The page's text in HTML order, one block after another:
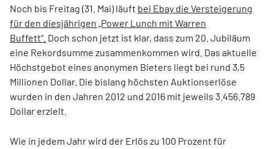
Noch bis Freitag (31. Mai) läuft bei Ebay die Versteigerung
für den diesjährigen „Power Lunch mit Warren
Buffett“. Doch schon jetzt ist klar, dass zum 20. Jubiläum
eine Rekordsumme zusammenkommen wird. Das aktuelle
Höchstgebot eines anonymen Bieters liegt bei rund 3,5
Millionen Dollar. Die bislang höchsten Auktionserlöse
wurden in den Jahren 2012 und 2016 mit jeweils 3.456.789
Dollar erzielt.
Wie in jedem Jahr wird der Erlös zu 100 Prozent für